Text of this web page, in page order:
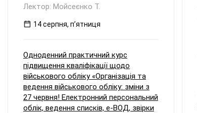
Лектор: Мойсеєнко Т.
14 серпня, пʼятниця
Одноденний практичний курс
підвищення кваліфікації щодо
військового обліку «Організація та
ведення військового обліку: зміни з
27 червня! Електронний персональний
облік, ведення списків, е-ВОД, звірки